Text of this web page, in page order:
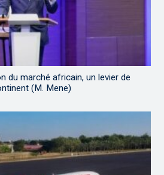
du marché africain, un levier de
(M. Mene)